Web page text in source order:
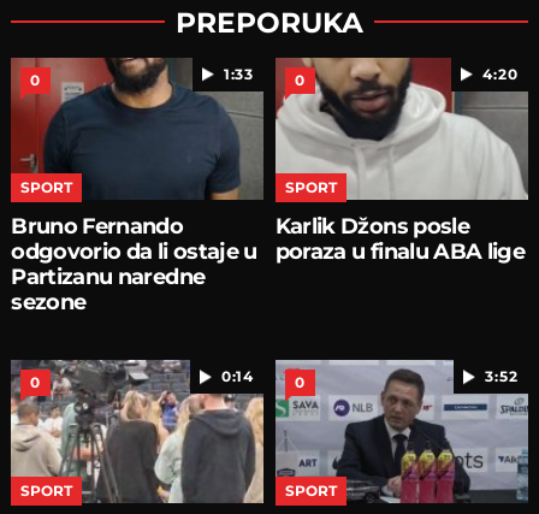
PREPORUKA
1:33
0
SPORT
Bruno Fernando
odgovorio da li ostaje u
Partizanu naredne
sezone
4:20
0
SPORT
Karlik Džons posle
poraza u finalu ABA lige
0:14
0
SPORT
3:52
0
SPORT